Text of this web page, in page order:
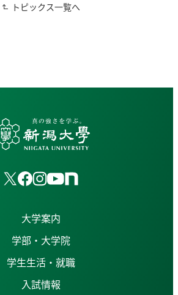
トピックス一覧へ
大学案内
学部・大学院
学生生活・就職
入試情報